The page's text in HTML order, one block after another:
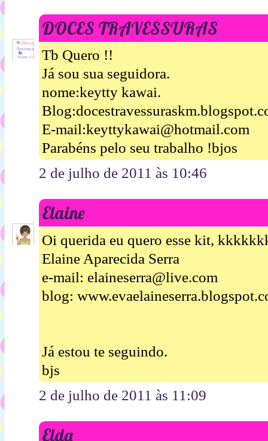
DOCES TRAVESSURAS
Tb Quero !!
Já sou sua seguidora.
nome:keytty kawai.
E-mail:keyttykawai@hotmail.com
Parabéns pelo seu trabalho !bjos
2 de julho de 2011 às 10:46
Elaine
Oi querida eu quero esse kit,
Elaine Aparecida Serra
e-mail: elaineserra@live.com
blog:
Já estou te seguindo.
bjs
2 de julho de 2011 às 11:09
Elda